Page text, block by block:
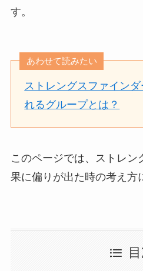
す。
あわせて読みたい
ストレングスファイン
れるグループとは？
このページでは、ストレン
果に偏りが出た時の考え方